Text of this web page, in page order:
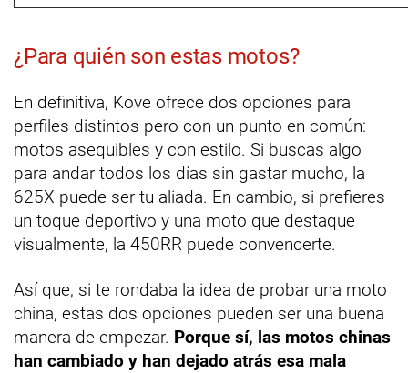
¿Para quién son estas motos?
En definitiva, Kove ofrece dos opciones para
perfiles distintos pero con un punto en común:
motos asequibles y con estilo. Si buscas algo
para andar todos los días sin gastar mucho, la
625X puede ser tu aliada. En cambio, si prefieres
un toque deportivo y una moto que destaque
visualmente, la 450RR puede convencerte.
Así que, si te rondaba la idea de probar una moto
china, estas dos opciones pueden ser una buena
manera de empezar. Porque sí, las motos chinas
han cambiado y han dejado atrás esa mala